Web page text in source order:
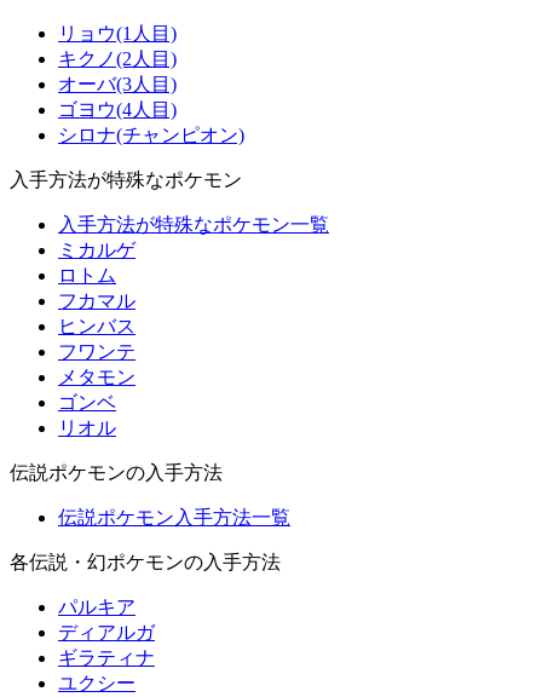
リョウ(1人目)
キクノ(2人目)
オーバ(3人目)
ゴヨウ(4人目)
シロナ(チャンピオン)
入手方法が特殊なポケモン
入手方法が特殊なポケモン一覧
ミカルゲ
ロトム
フカマル
ヒンバス
フワンテ
メタモン
ゴンベ
リオル
伝説ポケモンの入手方法
伝説ポケモン入手方法一覧
各伝説・幻ポケモンの入手方法
パルキア
ディアルガ
ギラティナ
ユクシー